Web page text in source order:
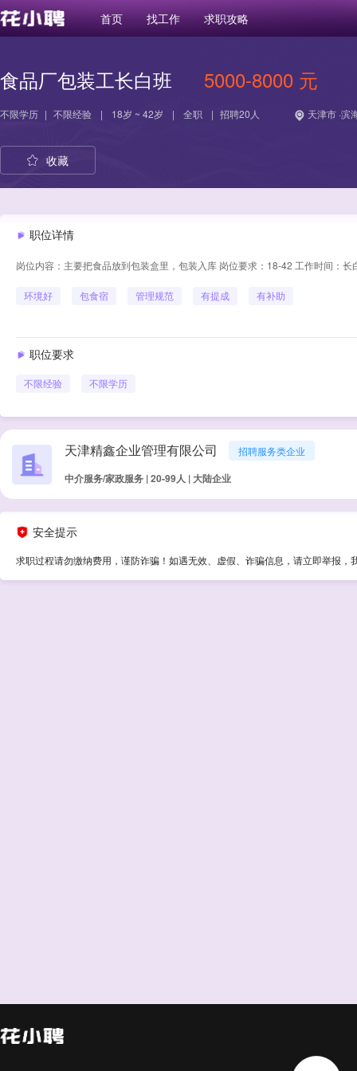
首页 找工作 求职攻略
食品厂包装工长白班 5000-8000 元
不限学历 | 不限经验 | 18岁 ~ 42岁 | 全职 | 招聘20人 天津市 ·滨
收藏
职位详情
岗位内容：主要把食品放到包装盒里，包装入库 岗位要求：18-42 工作时间：
环境好 包食宿 管理规范 有提成 有补助
职位要求
不限经验 不限学历
天津精鑫企业管理有限公司 招聘服务类企业
中介服务/家政服务 | 20-99人 | 大陆企业
安全提示
求职过程请勿缴纳费用，谨防诈骗！如遇无效、虚假、诈骗信息，请立即举报，